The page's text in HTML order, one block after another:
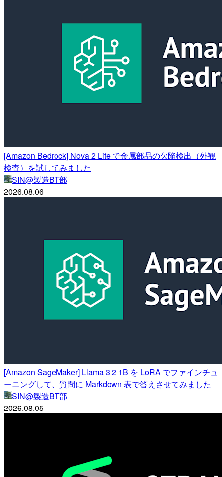
[Amazon Bedrock] Nova 2 Lite で金属部品の欠陥検出（外観
検査）を試してみました
SIN@製造BT部
2026.08.06
[Amazon SageMaker] Llama 3.2 1B を LoRA でファインチュ
ーニングして、質問に Markdown 表で答えさせてみました
SIN@製造BT部
2026.08.05